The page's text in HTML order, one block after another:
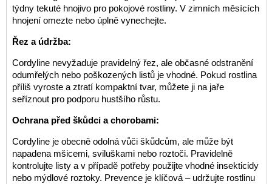
týdny tekuté hnojivo pro pokojové rostliny. V zimních měsících
hnojení omezte nebo úplně vynechejte.
Řez a údržba:
Cordyline nevyžaduje pravidelný řez, ale občasné odstranění
odumřelých nebo poškozených listů je vhodné. Pokud rostlina
příliš vyroste a ztratí kompaktní tvar, můžete ji na jaře
seříznout pro podporu hustšího růstu.
Ochrana před škůdci a chorobami:
Cordyline je obecně odolná vůči škůdcům, ale může být
napadena mšicemi, sviluškami nebo roztoči. Pravidelně
kontrolujte listy a v případě potřeby použijte vhodné insekticidy
nebo mýdlové roztoky. Prevence je klíčová – udržujte rostlinu